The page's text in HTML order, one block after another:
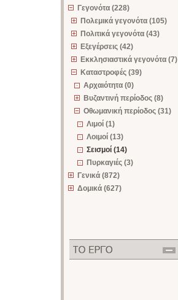
Γεγονότα (228)
Πολεμικά γεγονότα (105)
Πολιτικά γεγονότα (43)
Εξεγέρσεις (42)
Εκκλησιαστικά γεγονότα (7)
Καταστροφές (39)
Αρχαιότητα (0)
Βυζαντινή περίοδος (8)
Οθωμανική περίοδος (31)
Λιμοί (1)
Λοιμοί (13)
Σεισμοί (14)
Πυρκαγιές (3)
Γενικά (872)
Δομικά (627)